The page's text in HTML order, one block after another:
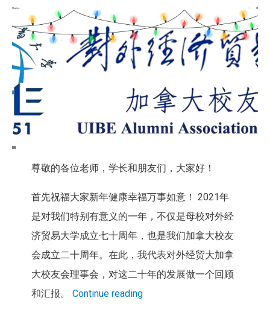
尊敬的各位老师，学长和朋友们，大家好！
首先祝福大家新年健康幸福万事如意！ 2021年
是对我们特别有意义的一年，不仅是母校对外经
济贸易大学成立七十周年，也是我们加拿大校友
会成立二十周年。在此，我代表对外经贸大加拿
大校友会理事会，对这二十年的发展做一个回顾
和汇报。 Continue reading